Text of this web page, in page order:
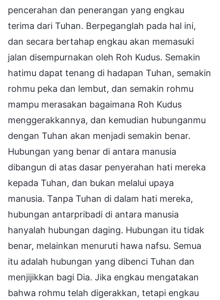
pencerahan dan penerangan yang engkau
terima dari Tuhan. Berpeganglah pada hal ini,
dan secara bertahap engkau akan memasuki
jalan disempurnakan oleh Roh Kudus. Semakin
hatimu dapat tenang di hadapan Tuhan, semakin
rohmu peka dan lembut, dan semakin rohmu
mampu merasakan bagaimana Roh Kudus
menggerakkannya, dan kemudian hubunganmu
dengan Tuhan akan menjadi semakin benar.
Hubungan yang benar di antara manusia
dibangun di atas dasar penyerahan hati mereka
kepada Tuhan, dan bukan melalui upaya
manusia. Tanpa Tuhan di dalam hati mereka,
hubungan antarpribadi di antara manusia
hanyalah hubungan daging. Hubungan itu tidak
benar, melainkan menuruti hawa nafsu. Semua
itu adalah hubungan yang dibenci Tuhan dan
menjijikkan bagi Dia. Jika engkau mengatakan
bahwa rohmu telah digerakkan, tetapi engkau